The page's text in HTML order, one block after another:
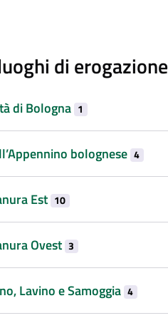
di erogazione
di Bologna 1
bolognese 4
Est 10
Ovest 3
Lavino e Samoggia 4